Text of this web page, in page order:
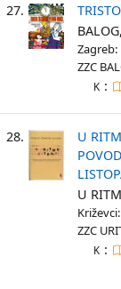
27.
Zagreb:
ZZC
K :
28.
U
U
ZZC
K :